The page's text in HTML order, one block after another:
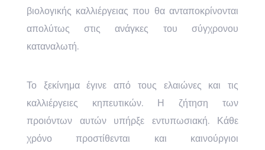
βιολογικής καλλιέργειας που θα ανταποκρίνονται
απολύτως στις ανάγκες του σύγχρονου
καταναλωτή.
Το ξεκίνημα έγινε από τους ελαιώνες και τις
καλλιέργειες κηπευτικών. Η ζήτηση των
προιόντων αυτών υπήρξε εντυπωσιακή. Κάθε
χρόνο προστίθενται και καινούργιοι